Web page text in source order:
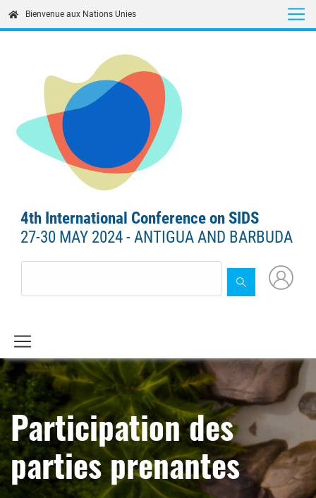
Bienvenue aux Nations Unies
4th International Conference on SIDS
27-30 MAY 2024 - ANTIGUA AND BARBUDA
Participation des
parties prenantes